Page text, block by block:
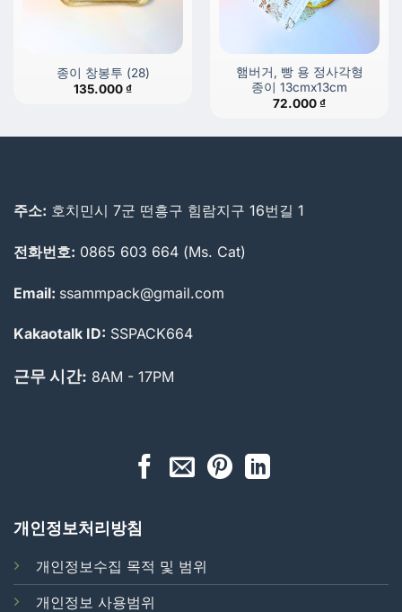
종이 창봉투 (28)
135.000₫
햄버거, 빵 용 정사각형
종이 13cmx13cm
72.000₫
주소: 호치민시 7군 떤흥구 힘람지구 16번길 1
전화번호: 0865 603 664 (Ms. Cat)
Email: ssammpack@gmail.com
Kakaotalk ID: SSPACK664
근무 시간: 8AM - 17PM
개인정보처리방침
개인정보수집 목적 및 범위
개인정보 사용범위